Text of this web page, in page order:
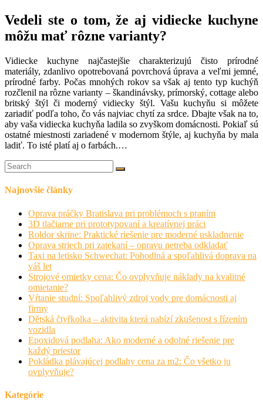
Vedeli ste o tom, že aj vidiecke kuchyne
môžu mať rôzne varianty?
Vidiecke kuchyne najčastejšie charakterizujú čisto prírodné
materiály, zdanlivo opotrebovaná povrchová úprava a veľmi jemné,
prírodné farby. Počas mnohých rokov sa však aj tento typ kuchýň
rozčlenil na rôzne varianty – škandinávsky, prímorský, cottage alebo
britský štýl či moderný vidiecky štýl. Vašu kuchyňu si môžete
zariadiť podľa toho, čo vás najviac chytí za srdce. Dbajte však na to,
aby vaša vidiecka kuchyňa ladila so zvyškom domácnosti. Pokiaľ sú
ostatné miestnosti zariadené v modernom štýle, aj kuchyňa by mala
ladiť. To isté platí aj o farbách.…
Najnovšie články
Oprava práčky Bratislava pri problémoch s praním
3D tlačiarne pri prototypovaní a kreatívnej práci
Roldor skrine: Praktické riešenie pre moderné uskladnenie
Oprava striech pri zatekaní – opravu netreba odkladať
Taxi na letisko Schwechat: Pohodlná a spoľahlivá doprava na
váš let
Strojové omietky cena: Čo ovplyvňuje náklady na kvalitné
omietanie?
Vŕtanie studní: Spoľahlivý zdroj vody pre domácnosti aj
firmy
Dětská čtyřkolka – aktivita která nabízí zkušenost s řízením
vozidla
Epoxidová podlaha: Ako moderné a odolné riešenie pre
každý priestor
Pokládka plávajúcej podlahy cena za m2: Čo všetko ju
ovplyvňuje?
Kategórie